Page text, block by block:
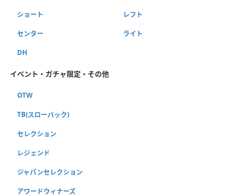
ショート レフト
センター ライト
DH
イベント・ガチャ限定・その他
OTW
TB(スローバック)
セレクション
レジェンド
ジャパンセレクション
アワードウィナーズ